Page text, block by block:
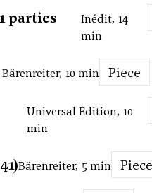
parties
Inédit, 14
min
10 min Piece
Universal Edition, 10
min
Bärenreiter, 5 min Piece